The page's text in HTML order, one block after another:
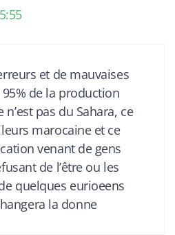
et de mauvaises
de la production
pas du Sahara, ce
marocaine et ce
venant de gens
de l’être ou les
quelques eurioeens
la donne